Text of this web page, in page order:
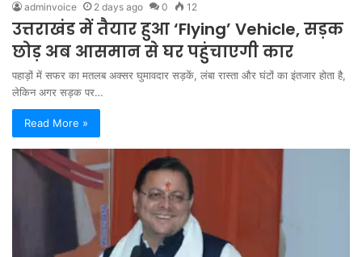
adminvoice 2 days ago 0 12
उत्तराखंड में तैयार हुआ ‘Flying’ Vehicle, सड़क
छोड़ अब आसमान से घर पहुंचाएगी कार
पहाड़ों में सफर का मतलब अक्सर घुमावदार सड़कें, लंबा रास्ता और घंटों का इंतजार होता है,
लेकिन अगर सड़क पर…
Read More »